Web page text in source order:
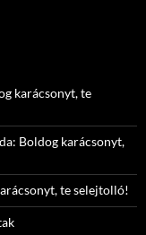
karácsonyt, te
Boldog karácsonyt,
te selejtolló!